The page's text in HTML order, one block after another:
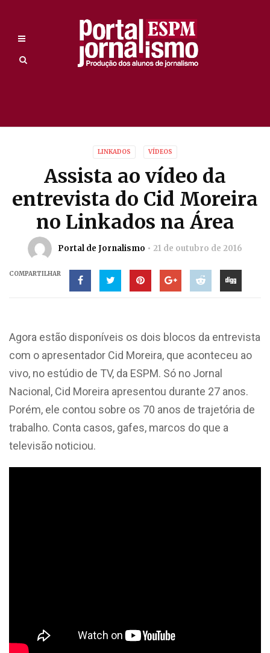
LINKADOS VÍDEOS
Assista ao vídeo da
entrevista do Cid Moreira
no Linkados na Área
Portal de Jornalismo 21 de outubro de 2016
COMPARTILHAR
Agora estão disponíveis os dois blocos da entrevista
com o apresentador Cid Moreira, que aconteceu ao
vivo, no estúdio de TV, da ESPM. Só no Jornal
Nacional, Cid Moreira apresentou durante 27 anos.
Porém, ele contou sobre os 70 anos de trajetória de
trabalho. Conta casos, gafes, marcos do que a
televisão noticiou.